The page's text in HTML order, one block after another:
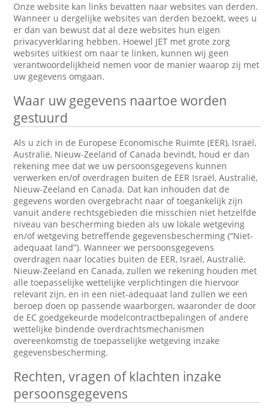
Onze website kan links bevatten naar websites van derden.
Wanneer u dergelijke websites van derden bezoekt, wees u
er dan van bewust dat al deze websites hun eigen
privacyverklaring hebben. Hoewel JET met grote zorg
websites uitkiest om naar te linken, kunnen wij geen
verantwoordelijkheid nemen voor de manier waarop zij met
uw gegevens omgaan.
Waar uw gegevens naartoe worden
gestuurd
Als u zich in de Europese Economische Ruimte (EER), Israël,
Australië, Nieuw-Zeeland of Canada bevindt, houd er dan
rekening mee dat we uw persoonsgegevens kunnen
verwerken en/of overdragen buiten de EER Israël, Australië,
Nieuw-Zeeland en Canada. Dat kan inhouden dat de
gegevens worden overgebracht naar of toegankelijk zijn
vanuit andere rechtsgebieden die misschien niet hetzelfde
niveau van bescherming bieden als uw lokale wetgeving
en/of wetgeving betreffende gegevensbescherming (“Niet-
adequaat land”). Wanneer we persoonsgegevens
overdragen naar locaties buiten de EER, Israël, Australië,
Nieuw-Zeeland en Canada, zullen we rekening houden met
alle toepasselijke wettelijke verplichtingen die hiervoor
relevant zijn, en in een niet-adequaat land zullen we een
beroep doen op passende waarborgen, waaronder de door
de EC goedgekeurde modelcontractbepalingen of andere
wettelijke bindende overdrachtsmechanismen
overeenkomstig de toepasselijke wetgeving inzake
gegevensbescherming.
Rechten, vragen of klachten inzake
persoonsgegevens